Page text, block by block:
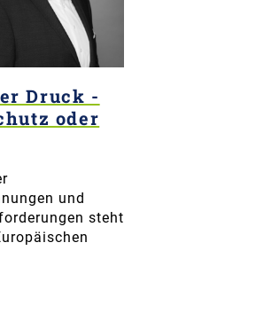
Druck -
oder
und
steht